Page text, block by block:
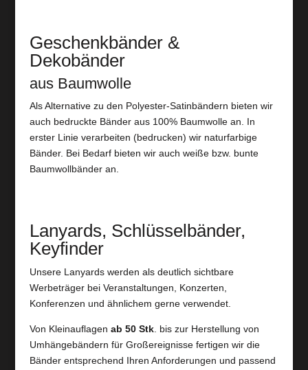
Geschenkbänder &
Dekobänder
aus Baumwolle
Als Alternative zu den Polyester-Satinbändern bieten wir
auch bedruckte Bänder aus 100% Baumwolle an. In
erster Linie verarbeiten (bedrucken) wir naturfarbige
Bänder. Bei Bedarf bieten wir auch weiße bzw. bunte
Baumwollbänder an.
Lanyards, Schlüsselbänder,
Keyfinder
Unsere Lanyards werden als deutlich sichtbare
Werbeträger bei Veranstaltungen, Konzerten,
Konferenzen und ähnlichem gerne verwendet.
Von Kleinauflagen ab 50 Stk. bis zur Herstellung von
Umhängebändern für Großereignisse fertigen wir die
Bänder entsprechend Ihren Anforderungen und passend